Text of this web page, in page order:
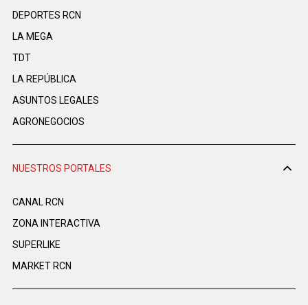
DEPORTES RCN
LA MEGA
TDT
LA REPÚBLICA
ASUNTOS LEGALES
AGRONEGOCIOS
NUESTROS PORTALES
CANAL RCN
ZONA INTERACTIVA
SUPERLIKE
MARKET RCN